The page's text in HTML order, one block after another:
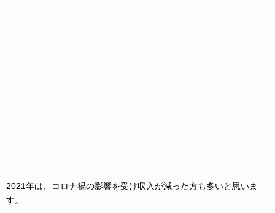
2021年は、コロナ禍の影響を受け収入が減った方も多いと思いま
す。